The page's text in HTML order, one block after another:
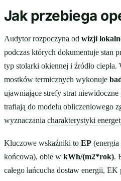
Jak przebiega
Audytor rozpoczyna od wizji
podczas których dokumentuje stan
typ stolarki okiennej i źródło
mostków termicznych wykonuje
ujawniające strefy strat niewidoczne
trafiają do modelu obliczeniowego
wyznaczania charakterystyki
Kluczowe wskaźniki to EP
końcowa), obie w kWh/(m2*rok).
całego łańcucha dostaw energii,